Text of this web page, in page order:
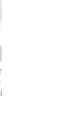
graderat 1L BPA
Plast